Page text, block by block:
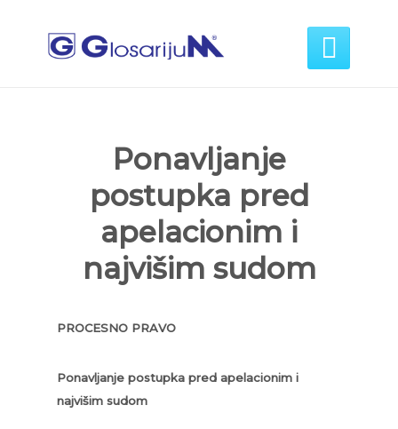

Ponavljanje
postupka pred
apelacionim i
najvišim sudom
PROCESNO PRAVO
Ponavljanje postupka pred apelacionim i
najvišim sudom